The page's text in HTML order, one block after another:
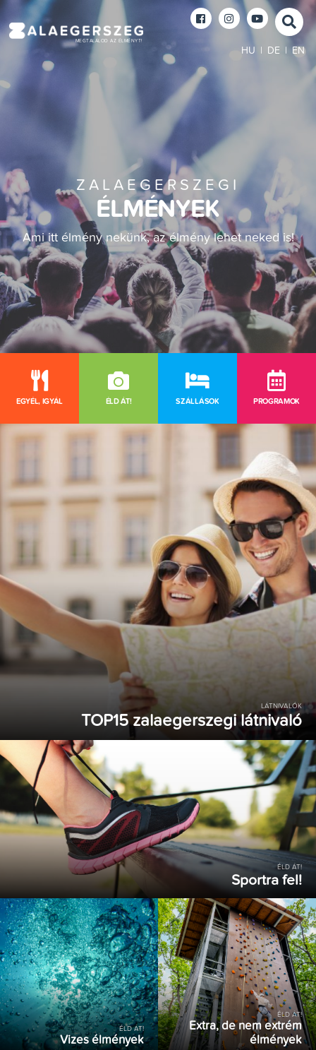
MEGTALÁLOD AZ ÉLMÉNYT!
HU DE EN
ZALAEGERSZEGI
ÉLMÉNYEK
Ami itt élmény nekünk, az élmény lehet neked is!
EGYÉL, IGYÁL ÉLD ÁT! SZÁLLÁSOK PROGRAMOK
LÁTNIVALÓK
TOP15 zalaegerszegi látnivaló
ÉLD ÁT!
Sportra fel!
ÉLD ÁT!
Vizes élmények
ÉLD ÁT!
Extra, de nem extrém
élmények